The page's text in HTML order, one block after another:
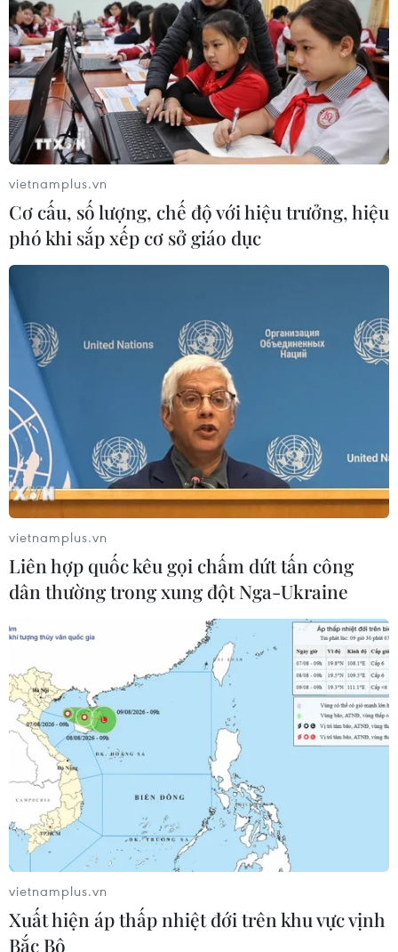
vietnamplus.vn
Cơ cấu, số lượng, chế độ với hiệu trưởng, hiệu
phó khi sắp xếp cơ sở giáo dục
vietnamplus.vn
Liên hợp quốc kêu gọi chấm dứt tấn công
dân thường trong xung đột Nga-Ukraine
vietnamplus.vn
Xuất hiện áp thấp nhiệt đới trên khu vực vịnh
Bắc Bộ